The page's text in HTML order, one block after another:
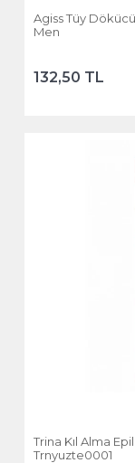
Agiss Tüy
Men
132,50 TL
Trina Kıl Alma
Trnyuzte0001